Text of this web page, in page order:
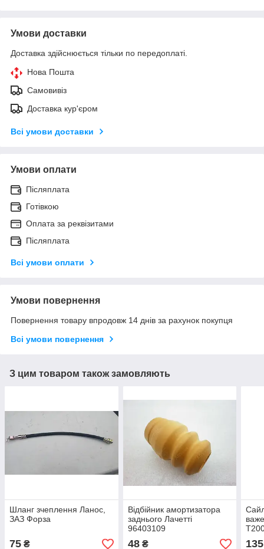
Умови доставки
Доставка здійснюється тільки по передоплаті.
Нова Пошта
Самовивіз
Доставка кур'єром
Всі умови доставки
Умови оплати
Післяплата
Готівкою
Оплата за реквізитами
Післяплата
Всі умови оплати
Умови повернення
Повернення товару впродовж 14 днів за рахунок покупця
Всі умови повернення
З цим товаром також замовляють
Шланг зчеплення Ланос,
ЗАЗ Форза
75 ₴
Відбійник амортизатора
заднього Лачетті
96403109
48₴ 135